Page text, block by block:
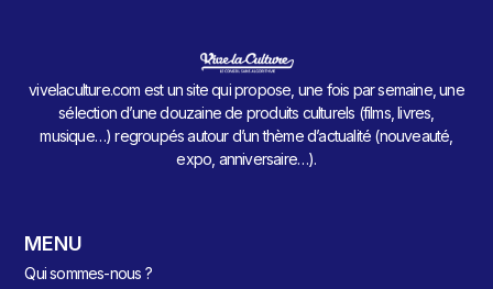
vivelaculture.com est un site qui propose, une fois par semaine, une
sélection d’une douzaine de produits culturels (films, livres,
musique…) regroupés autour d’un thème d’actualité (nouveauté,
expo, anniversaire…).
MENU
Qui sommes-nous ?